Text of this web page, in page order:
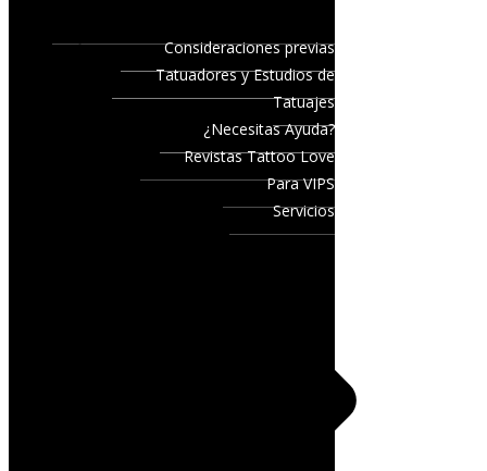
Consideraciones previas
Tatuadores y Estudios de
Tatuajes
¿Necesitas Ayuda?
Revistas Tattoo Love
Para VIPS
Servicios